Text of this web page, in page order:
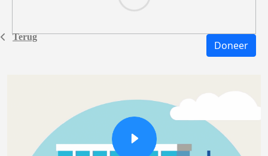
Terug
Doneer